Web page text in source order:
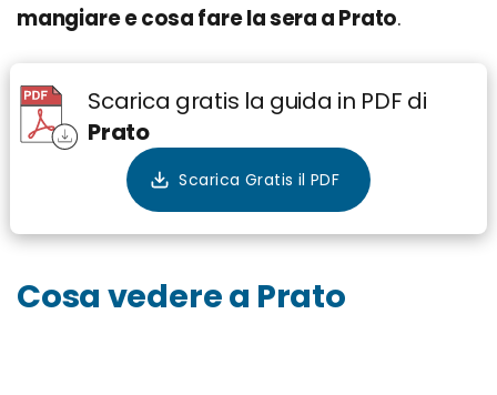
mangiare e cosa fare la sera a Prato.
Scarica gratis la guida in PDF di
Prato
Cosa vedere a Prato